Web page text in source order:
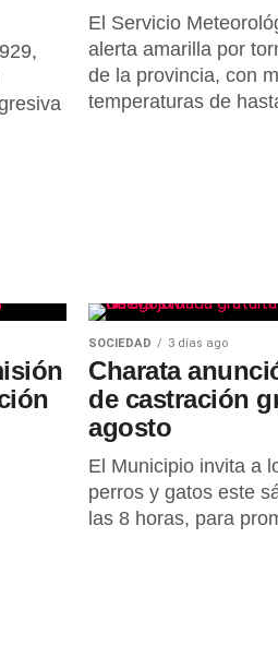
El Servicio
alerta amarilla por
de la provincia, con
temperaturas de
SOCIEDAD 3 días ago
Charata
de castración
agosto
El Municipio invita a
perros y gatos este
las 8 horas, para